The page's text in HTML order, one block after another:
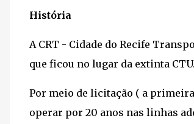
História
A CRT - Cidade do Recife
que ficou no lugar da extinta CTU.
Por meio de licitação ( a
operar por 20 anos nas linhas